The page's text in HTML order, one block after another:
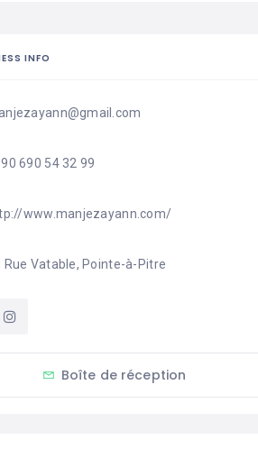
INFO
690 54 32 99
www.manjezayann.com/
Rue Vatable, Pointe-à-Pitre
Boîte de réception